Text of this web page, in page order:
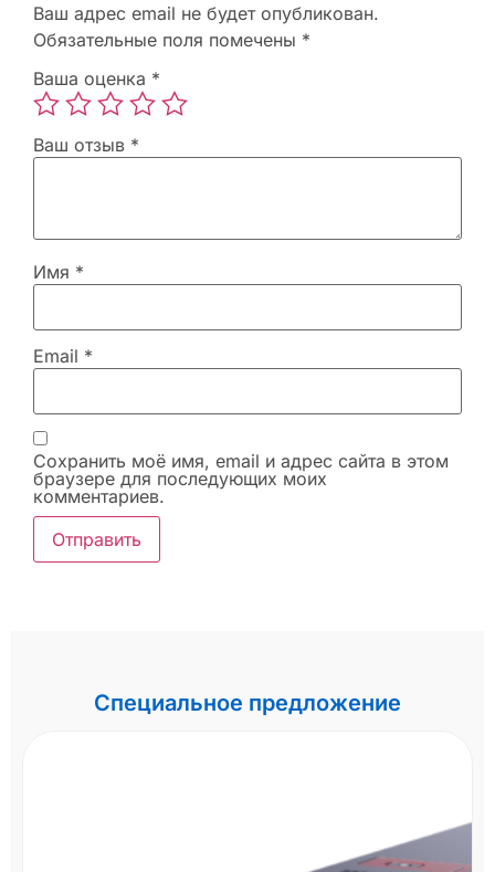
Ваш адрес email не будет опубликован.
Обязательные поля помечены *
Ваша оценка *
Ваш отзыв *
Имя *
Email *
Сохранить моё имя, email и адрес сайта в этом
браузере для последующих моих
комментариев.
Специальное предложение